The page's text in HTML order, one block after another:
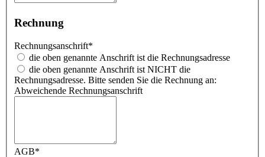
Rechnung
Rechnungsanschrift*
die oben genannte Anschrift ist die Rechnungsadresse
Rechnungsadresse. Bitte senden Sie die Rechnung an:
Abweichende Rechnungsanschrift
AGB*